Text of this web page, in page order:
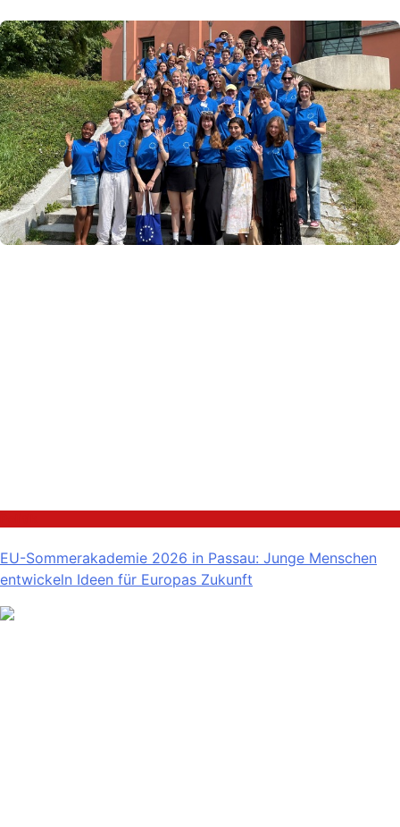
EU-Sommerakademie 2026 in Passau: Junge Menschen
entwickeln Ideen für Europas Zukunft